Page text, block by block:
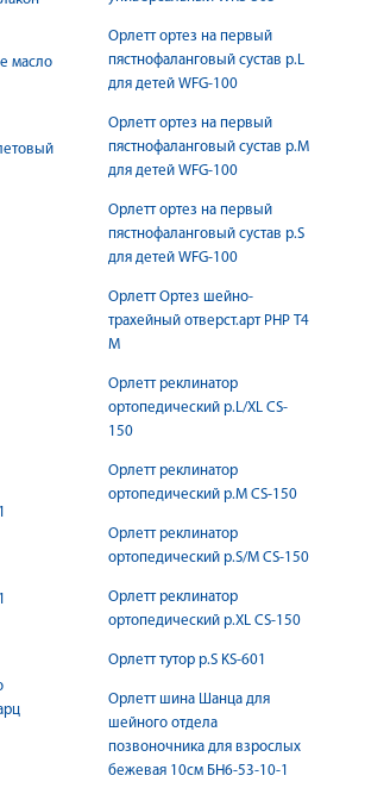
масло
Орлетт ортез на первый
пястнофаланговый сустав р.L
для детей WFG-100
Орлетт ортез на первый
пястнофаланговый сустав р.M
для детей WFG-100
Орлетт ортез на первый
пястнофаланговый сустав р.S
для детей WFG-100
Орлетт Ортез шейно-
трахейный отверст.арт РНР Т4
М
Орлетт реклинатор
ортопедический р.L/XL CS-
150
Орлетт реклинатор
ортопедический р.M CS-150
Орлетт реклинатор
ортопедический р.S/M CS-150
Орлетт реклинатор
ортопедический р.XL CS-150
Орлетт тутор р.S KS-601
Орлетт шина Шанца для
шейного отдела
позвоночника для взрослых
бежевая 10см БН6-53-10-1